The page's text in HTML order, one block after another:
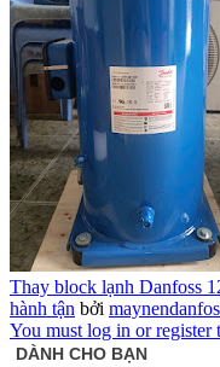
Thay block lạnh Danfoss
hành tận bởi
You must log in or register